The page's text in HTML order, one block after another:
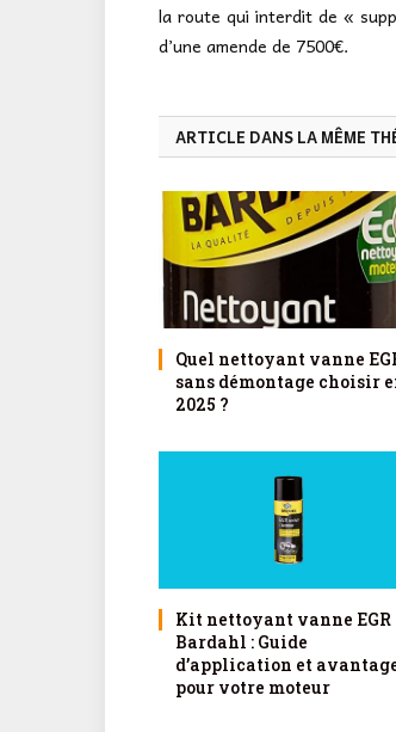
la route qui interdit de «
d’une amende de 7500€.
ARTICLE DANS LA MÊME
Quel nettoyant vanne
sans démontage choisir
2025 ?
Kit nettoyant vanne EGR
Bardahl : Guide
d’application et
pour votre moteur